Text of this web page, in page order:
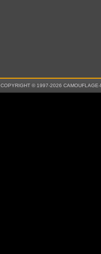
COPYRIGHT © 1997-2026 CAMOUFLAGE-